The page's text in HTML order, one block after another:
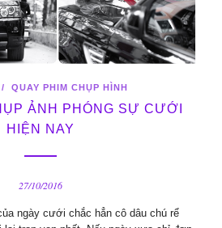
/ QUAY PHIM CHỤP HÌNH
ẢNH PHÓNG SỰ CƯỚI
HIỆN NAY
27/10/2016
ngày cưới chắc hẳn cô dâu chú rể